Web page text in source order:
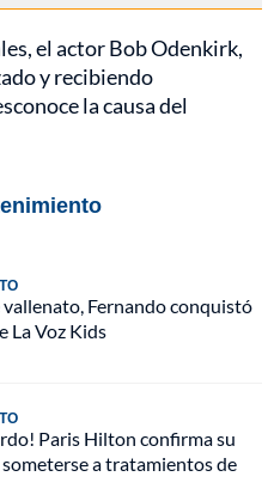
el actor Bob Odenkirk,
y recibiendo
la causa del
Fernando conquistó
La Voz Kids
Paris Hilton confirma su
a tratamientos de